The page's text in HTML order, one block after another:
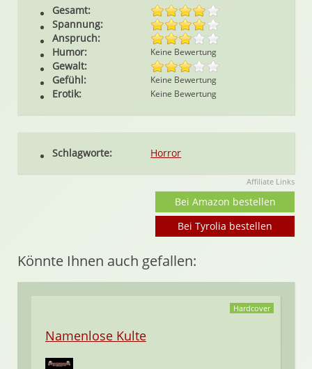
Gesamt:
Spannung:
Anspruch:
Humor:
Keine Bewertung
Gewalt:
Gefühl:
Keine Bewertung
Erotik: Keine Bewertung
Schlagworte: Horror
Affiliate Links
Bei Amazon bestellen
Bei Tyrolia bestellen
Könnte Ihnen auch gefallen:
Hardcover
Namenlose Kulte